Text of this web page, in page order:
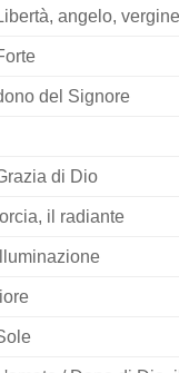
angelo, vergine
del Signore
di Dio
il radiante